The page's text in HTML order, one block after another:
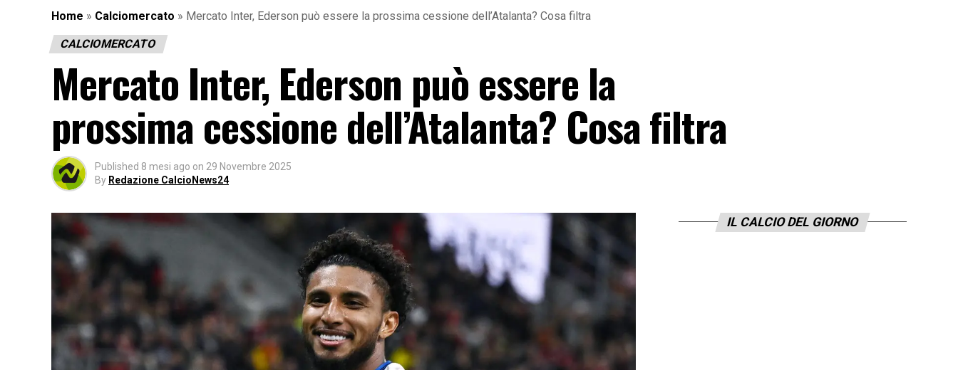
Home » Calciomercato » Mercato Inter, Ederson può essere la prossima cessione dell’Atalanta? Cosa filtra
CALCIOMERCATO
Mercato Inter, Ederson può essere la
prossima cessione dell’Atalanta? Cosa filtra
Published 8 mesi ago on 29 Novembre 2025
By Redazione CalcioNews24
IL CALCIO DEL GIORNO